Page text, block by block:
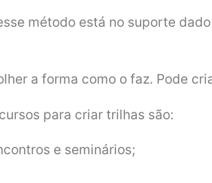
método está no suporte
a forma como o faz. Pode
para criar trilhas são:
e seminários;